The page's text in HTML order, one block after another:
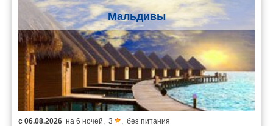
Мальдивы
с 06.08.2026 на 6 ночей 3
без питания